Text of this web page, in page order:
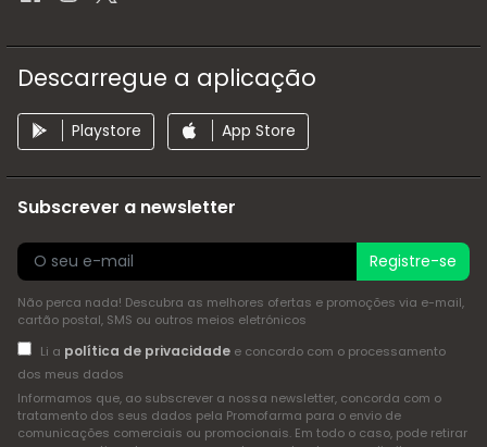
Descarregue a aplicação
Playstore App Store
Subscrever a newsletter
Registre-se
Não perca nada! Descubra as melhores ofertas e promoções via e-mail,
cartão postal, SMS ou outros meios eletrónicos
Li a política de privacidadee concordo com o processamento
dos meus dados
Informamos que, ao subscrever a nossa newsletter, concorda com o
tratamento dos seus dados pela Promofarma para o envio de
comunicações comerciais ou promocionais. Em todo o caso, pode retirar